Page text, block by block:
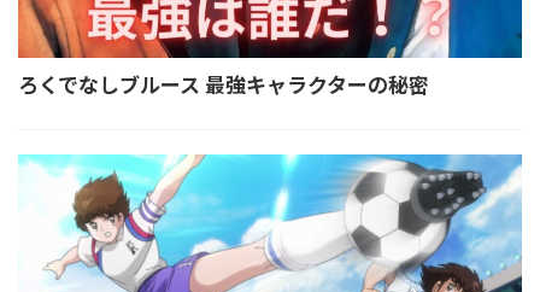
ろくでなしブルース 最強キャラクターの秘密